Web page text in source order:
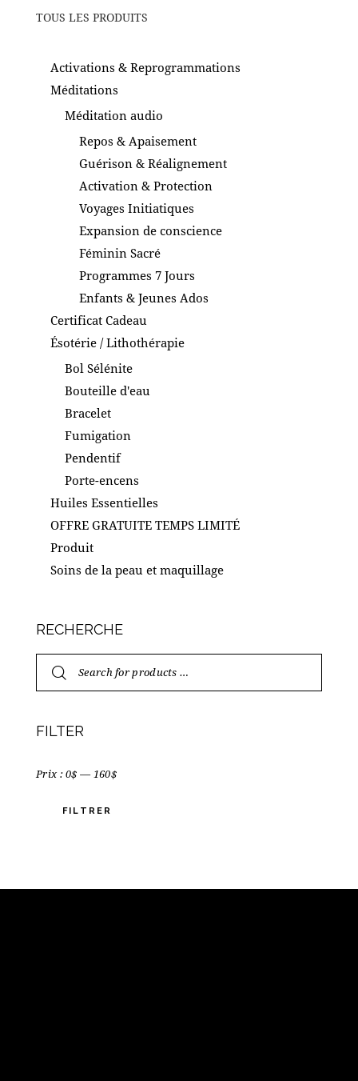
TOUS LES PRODUITS
Activations & Reprogrammations
Méditations
Méditation audio
Repos & Apaisement
Guérison & Réalignement
Activation & Protection
Voyages Initiatiques
Expansion de conscience
Féminin Sacré
Programmes 7 Jours
Enfants & Jeunes Ados
Certificat Cadeau
Ésotérie / Lithothérapie
Bol Sélénite
Bouteille d'eau
Bracelet
Fumigation
Pendentif
Porte-encens
Huiles Essentielles
OFFRE GRATUITE TEMPS LIMITÉ
Produit
Soins de la peau et maquillage
RECHERCHE
FILTER
FILTRER
Prix :0$ —160$